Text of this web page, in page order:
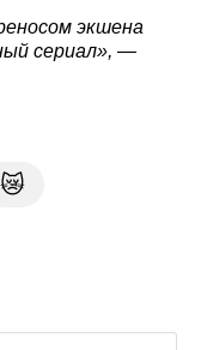
экшена
сериал», —
😿